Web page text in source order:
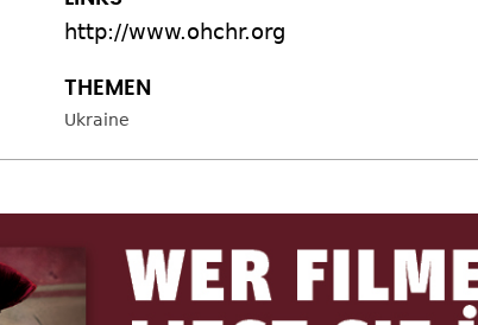
http://www.ohchr.org
Ukraine